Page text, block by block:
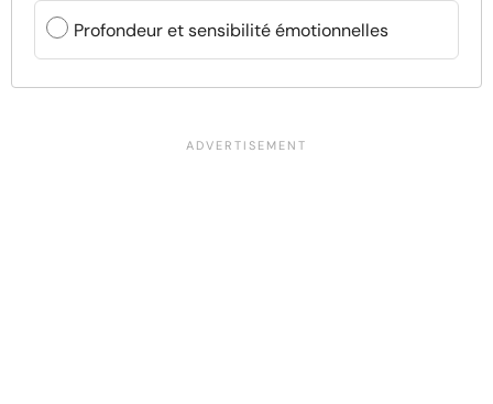
Profondeur et sensibilité émotionnelles